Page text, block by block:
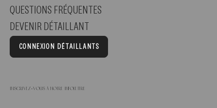
QUESTIONS FRÉQUENTES
DEVENIR DÉTAILLANT
CONNEXION DÉTAILLANTS
Inscrivez-vous à notre infolettre